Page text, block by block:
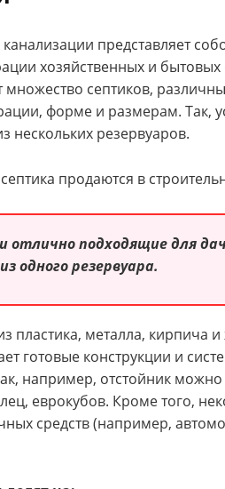
представляет
хозяйственных и бытовых
множество септиков,
форме и размерам. Так,
нескольких резервуаров.
продаются в
отлично подходящие для
одного резервуара.
пластика, металла, кирпича
готовые конструкции и
например, отстойник можно
еврокубов. Кроме того,
средств (например,